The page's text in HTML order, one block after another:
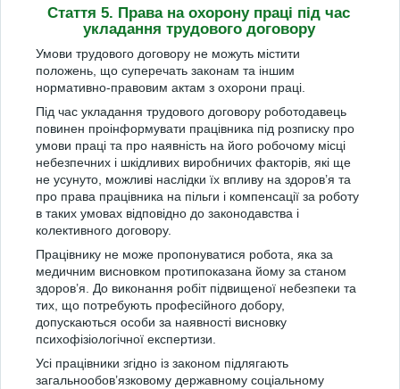
Стаття 5. Права на охорону праці під час
укладання трудового договору
Умови трудового договору не можуть містити
положень, що суперечать законам та іншим
нормативно-правовим актам з охорони праці.
Під час укладання трудового договору роботодавець
повинен проінформувати працівника під розписку про
умови праці та про наявність на його робочому місці
небезпечних і шкідливих виробничих факторів, які ще
не усунуто, можливі наслідки їх впливу на здоров’я та
про права працівника на пільги і компенсації за роботу
в таких умовах відповідно до законодавства і
колективного договору.
Працівнику не може пропонуватися робота, яка за
медичним висновком протипоказана йому за станом
здоров’я. До виконання робіт підвищеної небезпеки та
тих, що потребують професійного добору,
допускаються особи за наявності висновку
психофізіологічної експертизи.
Усі працівники згідно із законом підлягають
загальнообов’язковому державному соціальному